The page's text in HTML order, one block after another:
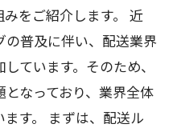
をご紹介します。 近
普及に伴い、配送業界
ています。そのため、
なっており、業界全体
す。 まずは、配送ル